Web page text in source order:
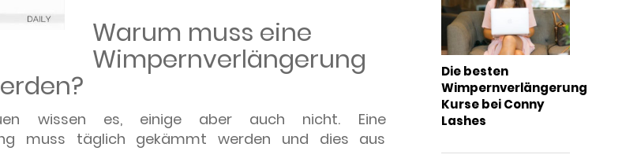
Warum muss eine
Wimpernverlängerung
wissen es, einige aber auch nicht. Eine
muss täglich gekämmt werden und dies aus
Die besten
Wimpernverlängerung
Kurse bei Conny
Lashes